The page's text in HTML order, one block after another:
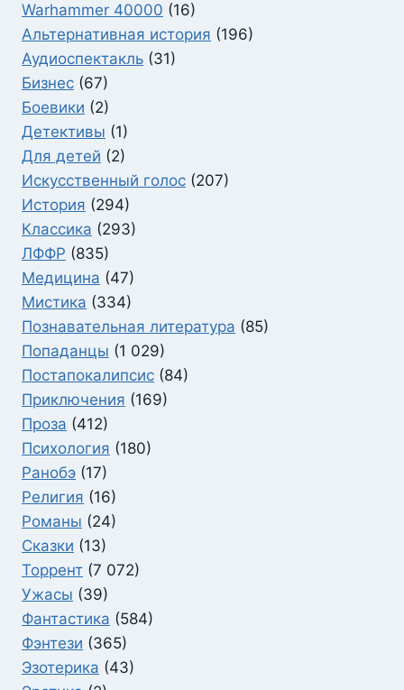
Warhammer 40000 (16)
Альтернативная история (196)
Аудиоспектакль (31)
Бизнес (67)
Боевики (2)
Детективы (1)
Для детей (2)
Искусственный голос (207)
История (294)
Классика (293)
ЛФФР (835)
Медицина (47)
Мистика (334)
Познавательная литература (85)
Попаданцы (1 029)
Постапокалипсис (84)
Приключения (169)
Проза (412)
Психология (180)
Ранобэ (17)
Религия (16)
Романы (24)
Сказки (13)
Торрент (7 072)
Ужасы (39)
Фантастика (584)
Фэнтези (365)
Эзотерика (43)